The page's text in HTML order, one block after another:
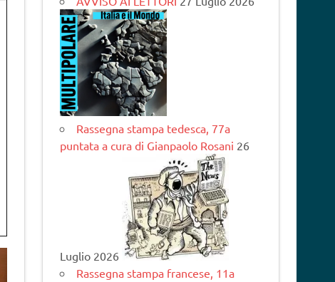
Rassegna stampa tedesca, 77a
puntata a cura di Gianpaolo Rosani 26
Luglio 2026
Rassegna stampa francese, 11a